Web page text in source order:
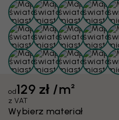
od129 zł /m²
z VAT
Wybierz materiał